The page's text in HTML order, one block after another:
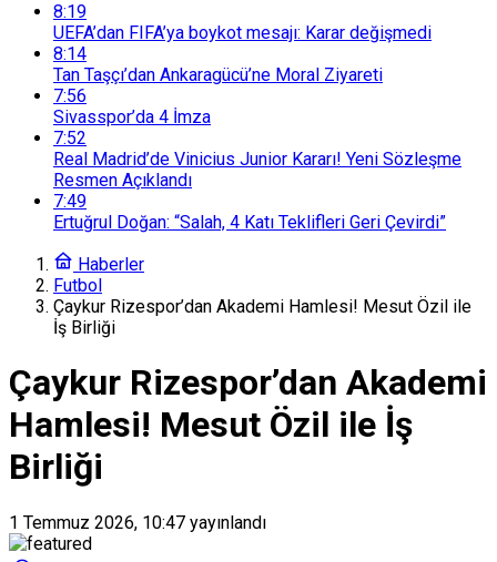
8:19
UEFA’dan FIFA’ya boykot mesajı: Karar değişmedi
8:14
Tan Taşçı’dan Ankaragücü’ne Moral Ziyareti
7:56
Sivasspor’da 4 İmza
7:52
Real Madrid’de Vinicius Junior Kararı! Yeni Sözleşme
Resmen Açıklandı
7:49
Ertuğrul Doğan: “Salah, 4 Katı Teklifleri Geri Çevirdi”
Haberler
Futbol
Çaykur Rizespor’dan Akademi Hamlesi! Mesut Özil ile
İş Birliği
Çaykur Rizespor’dan Akademi
Hamlesi! Mesut Özil ile İş
Birliği
1 Temmuz 2026, 10:47 yayınlandı